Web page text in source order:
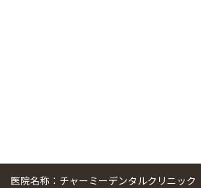
医院名称：チャーミーデンタルクリニック